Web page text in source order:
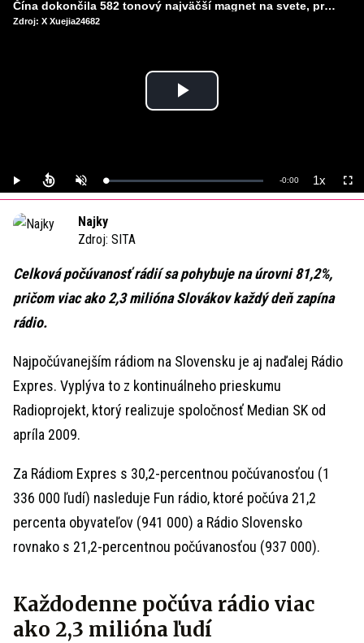
Play
Play UnmuteLoaded:
0%
Remaining
-0:00 1xPlayback
Rate
Čína dokončila 582 tonový najväčší magnet na svete, pripravený na stavbu umelého Slnka
Zdroj: X Xuejia24682
Najky
Zdroj: SITA
Celková počúvanosť rádií sa pohybuje na úrovni 81,2%,
pričom viac ako 2,3 milióna Slovákov každý deň zapína
rádio.
Najpočúvanejším rádiom na Slovensku je aj naďalej Rádio
Expres. Vyplýva to z kontinuálneho prieskumu
Radioprojekt, ktorý realizuje spoločnosť Median SK od
apríla 2009.
Za Rádiom Expres s 30,2-percentnou počúvanosťou (1
336 000 ľudí) nasleduje Fun rádio, ktoré počúva 21,2
percenta obyvateľov (941 000) a Rádio Slovensko
rovnako s 21,2-percentnou počúvanosťou (937 000).
Každodenne počúva rádio viac
ako 2,3 milióna ľudí